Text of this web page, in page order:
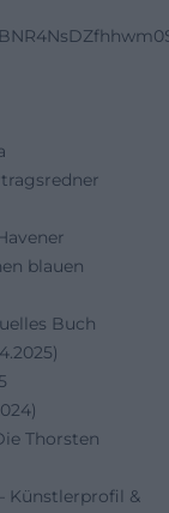
blauen
Buch
Thorsten
Künstlerprofil &